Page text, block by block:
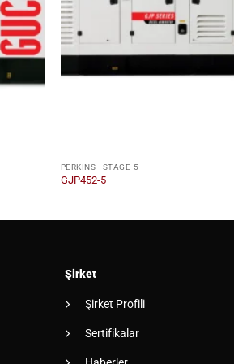
PERKINS - STAGE-5
GJP452-5
Şirket
Şirket Profili
Sertifikalar